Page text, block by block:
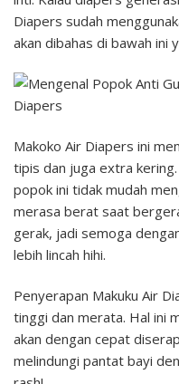
Diapers sudah
akan dibahas di bawah ini
Makoko Air Diapers ini
tipis dan juga extra
popok ini tidak mudah
merasa berat saat
gerak, jadi semoga
lebih lincah hihi.
Penyerapan Makuku Air
tinggi dan merata. Hal ini
akan dengan cepat
melindungi pantat bayi